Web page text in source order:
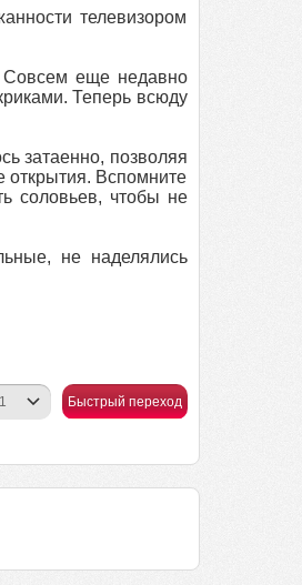
телевизором
Совсем еще недавно
Теперь всюду
затаенно, позволяя
открытия. Вспомните
соловьев, чтобы не
не наделялись
Быстрый переход